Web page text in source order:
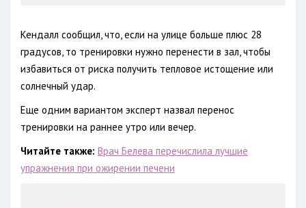
Кендалл сообщил, что, если на улице больше плюс 28
градусов, то тренировки нужно перенести в зал, чтобы
избавиться от риска получить тепловое истощение или
солнечный удар.
Еще одним вариантом эксперт назвал перенос
тренировки на раннее утро или вечер.
Читайте также: Врач Белева перечислила лучшие
упражнения при ожирении печени